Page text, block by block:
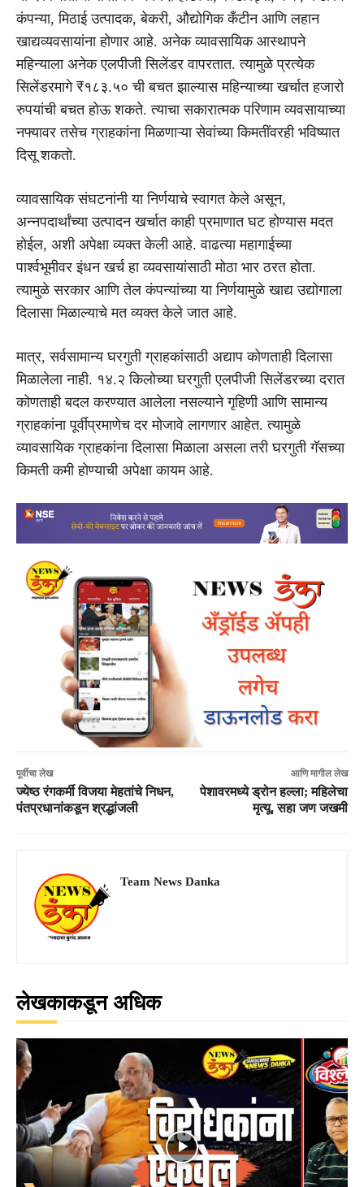
कंपन्या, मिठाई उत्पादक, बेकरी, औद्योगिक कँटीन आणि लहान
खाद्यव्यवसायांना होणार आहे. अनेक व्यावसायिक आस्थापने
महिन्याला अनेक एलपीजी सिलेंडर वापरतात. त्यामुळे प्रत्येक
सिलेंडरमागे ₹१८३.५० ची बचत झाल्यास महिन्याच्या खर्चात हजारो
रुपयांची बचत होऊ शकते. त्याचा सकारात्मक परिणाम व्यवसायाच्या
नफ्यावर तसेच ग्राहकांना मिळणाऱ्या सेवांच्या किमतींवरही भविष्यात
दिसू शकतो.
व्यावसायिक संघटनांनी या निर्णयाचे स्वागत केले असून,
अन्नपदार्थांच्या उत्पादन खर्चात काही प्रमाणात घट होण्यास मदत
होईल, अशी अपेक्षा व्यक्त केली आहे. वाढत्या महागाईच्या
पार्श्वभूमीवर इंधन खर्च हा व्यवसायांसाठी मोठा भार ठरत होता.
त्यामुळे सरकार आणि तेल कंपन्यांच्या या निर्णयामुळे खाद्य उद्योगाला
दिलासा मिळाल्याचे मत व्यक्त केले जात आहे.
मात्र, सर्वसामान्य घरगुती ग्राहकांसाठी अद्याप कोणताही दिलासा
मिळालेला नाही. १४.२ किलोच्या घरगुती एलपीजी सिलेंडरच्या दरात
कोणताही बदल करण्यात आलेला नसल्याने गृहिणी आणि सामान्य
ग्राहकांना पूर्वीप्रमाणेच दर मोजावे लागणार आहेत. त्यामुळे
व्यावसायिक ग्राहकांना दिलासा मिळाला असला तरी घरगुती गॅसच्या
किमती कमी होण्याची अपेक्षा कायम आहे.
पूर्वीचा लेख
ज्येष्ठ रंगकर्मी विजया मेहतांचे निधन,
पंतप्रधानांकडून श्रद्धांजली
आणि मागील लेख
पेशावरमध्ये ड्रोन हल्ला; महिलेचा
मृत्यू, सहा जण जखमी
Team News Danka
लेखकाकडून अधिक